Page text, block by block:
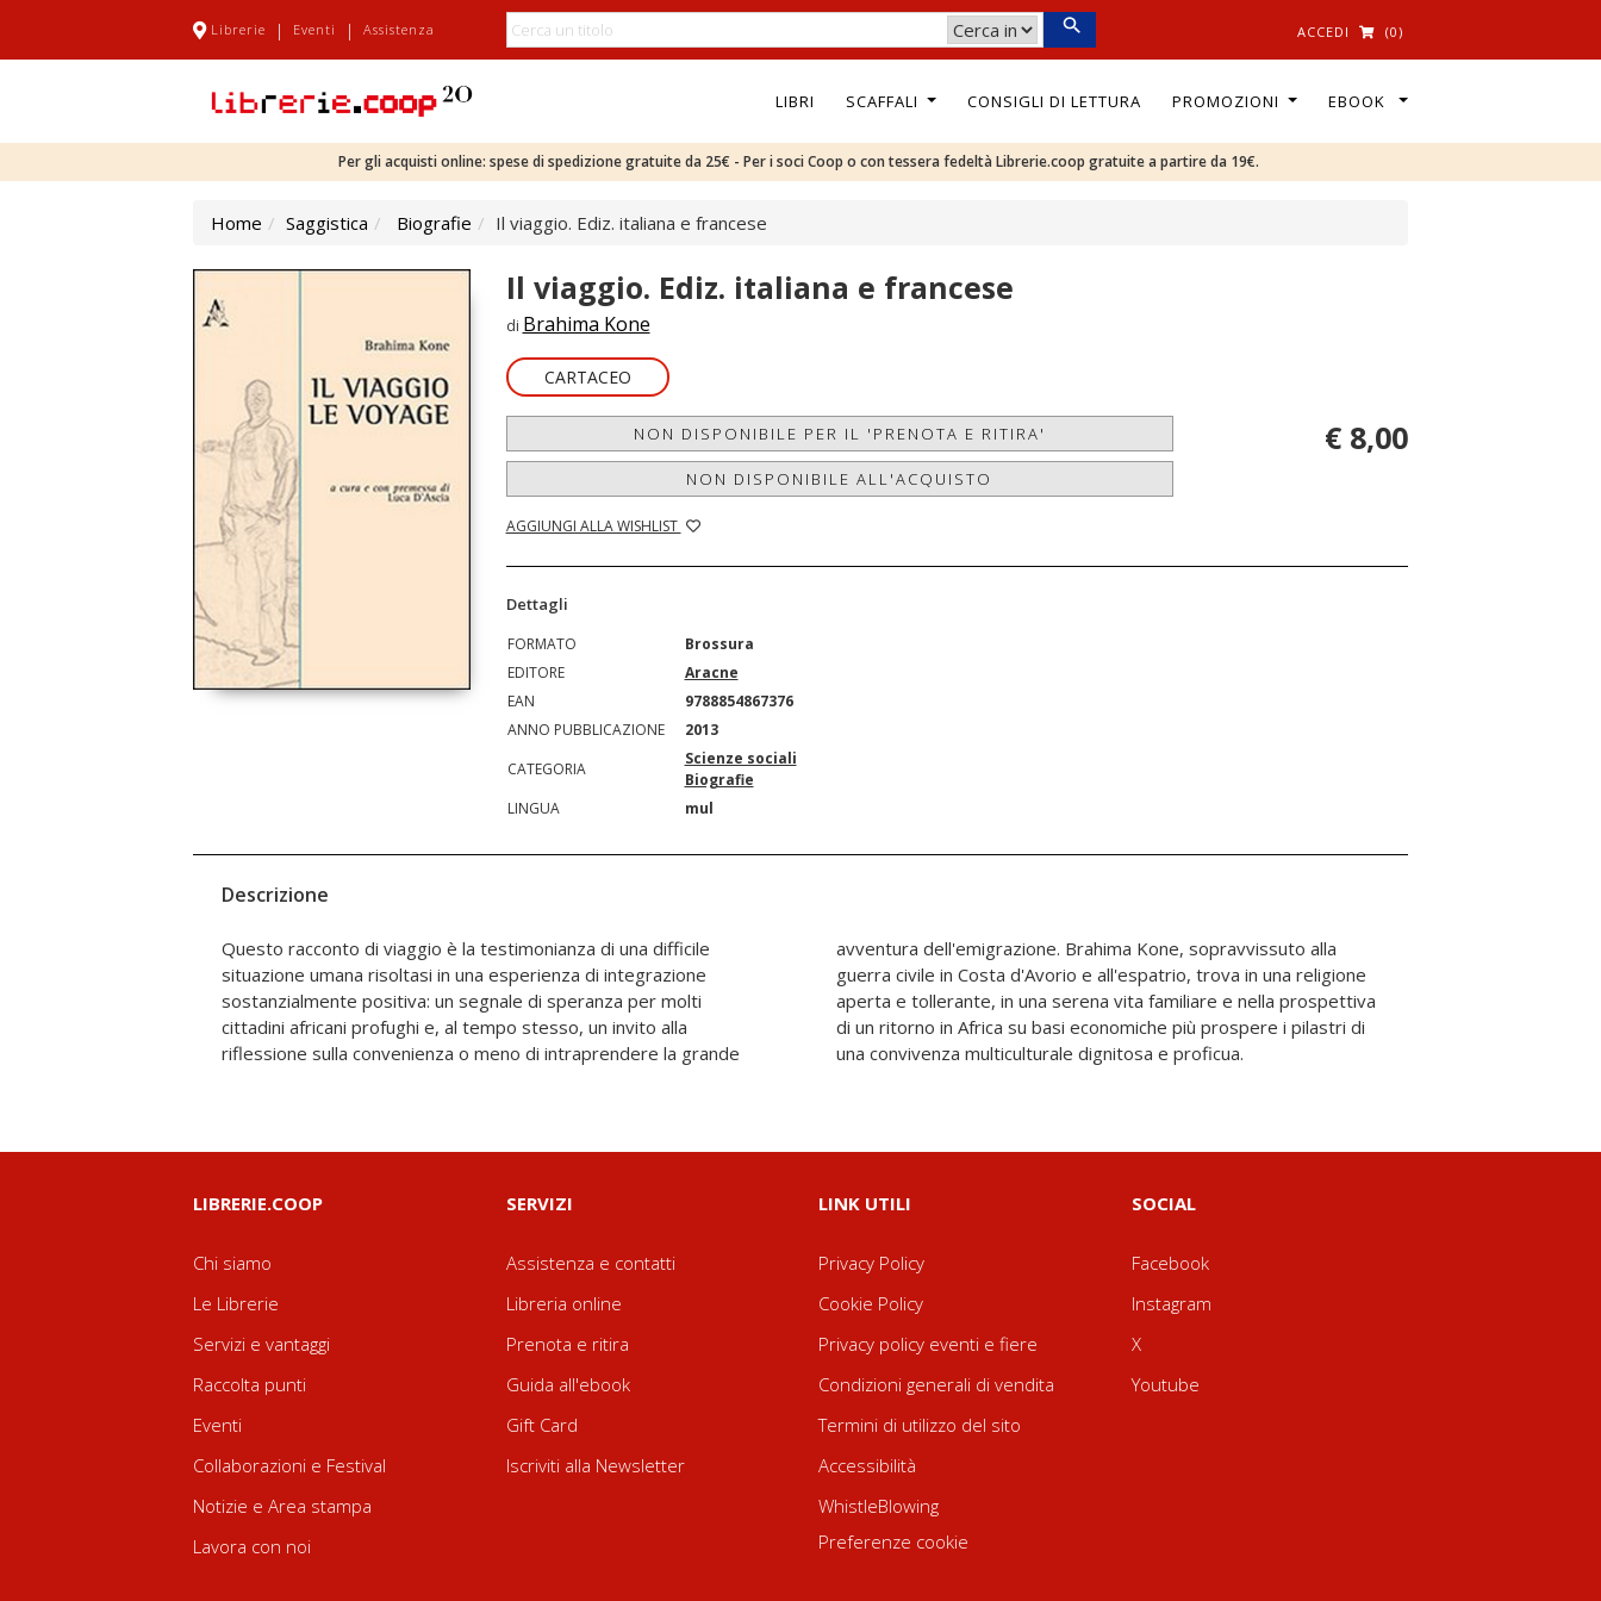
Librerie | Eventi | Assistenza ACCEDI (0)
LIBRI SCAFFALI CONSIGLI DI LETTURA PROMOZIONI EBOOK
Per gli acquisti online: spese di spedizione gratuite da 25€ - Per i soci Coop o con tessera fedeltà Librerie.coop gratuite a partire da 19€.
Home Saggistica Biografie Il viaggio. Ediz. italiana e francese
Il viaggio. Ediz. italiana e francese
di Brahima Kone
CARTACEO
NON DISPONIBILE PER IL 'PRENOTA E RITIRA'
NON DISPONIBILE ALL'ACQUISTO
AGGIUNGI ALLA WISHLIST
€ 8,00
Dettagli
FORMATO
Brossura
EDITORE
Aracne
EAN
9788854867376
ANNO PUBBLICAZIONE
2013
CATEGORIA
Scienze sociali
Biografie
LINGUA
mul
Descrizione
Questo racconto di viaggio è la testimonianza di una difficile
situazione umana risoltasi in una esperienza di integrazione
sostanzialmente positiva: un segnale di speranza per molti
cittadini africani profughi e, al tempo stesso, un invito alla
riflessione sulla convenienza o meno di intraprendere la grande
avventura dell'emigrazione. Brahima Kone, sopravvissuto alla
guerra civile in Costa d'Avorio e all'espatrio, trova in una religione
aperta e tollerante, in una serena vita familiare e nella prospettiva
di un ritorno in Africa su basi economiche più prospere i pilastri di
una convivenza multiculturale dignitosa e proficua.
LIBRERIE.COOP
Chi siamo
Le Librerie
Servizi e vantaggi
Raccolta punti
Eventi
Collaborazioni e Festival
Notizie e Area stampa
Lavora con noi
SERVIZI
Assistenza e contatti
Libreria online
Prenota e ritira
Guida all'ebook
Gift Card
Iscriviti alla Newsletter
LINK UTILI
Privacy Policy
Cookie Policy
Privacy policy eventi e fiere
Condizioni generali di vendita
Termini di utilizzo del sito
Accessibilità
WhistleBlowing
Preferenze cookie
SOCIAL
Facebook
Instagram
X
Youtube